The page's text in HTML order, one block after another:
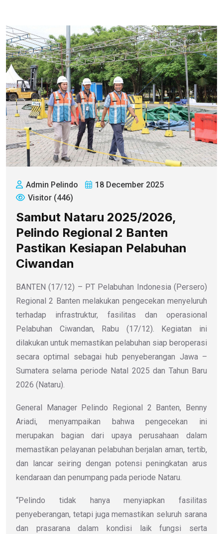
Admin Pelindo
18 December 2025
Visitor (446)
Sambut Nataru 2025/2026,
Pelindo Regional 2 Banten
Pastikan Kesiapan Pelabuhan
Ciwandan
BANTEN (17/12) – PT Pelabuhan Indonesia (Persero)
Regional 2 Banten melakukan pengecekan menyeluruh
terhadap infrastruktur, fasilitas dan operasional
Pelabuhan Ciwandan, Rabu (17/12). Kegiatan ini
dilakukan untuk memastikan pelabuhan siap beroperasi
secara optimal sebagai hub penyeberangan Jawa –
Sumatera selama periode Natal 2025 dan Tahun Baru
2026 (Nataru).
General Manager Pelindo Regional 2 Banten, Benny
Ariadi, menyampaikan bahwa pengecekan ini
merupakan bagian dari upaya perusahaan dalam
memastikan pelayanan pelabuhan berjalan aman, tertib,
dan lancar seiring dengan potensi peningkatan arus
kendaraan dan penumpang pada periode Nataru.
“Pelindo tidak hanya menyiapkan fasilitas
penyeberangan, tetapi juga memastikan seluruh sarana
dan prasarana dalam kondisi laik fungsi serta